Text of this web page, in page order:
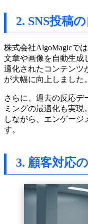
2. SNS投稿
株式会社AlgoMagicで
文章や画像を自動生成
適化されたコンテンツ
が大幅に向上しました。
さらに、過去の反応デ
ミングの最適化も実現
しながら、エンゲージ
す。
3. 顧客対応